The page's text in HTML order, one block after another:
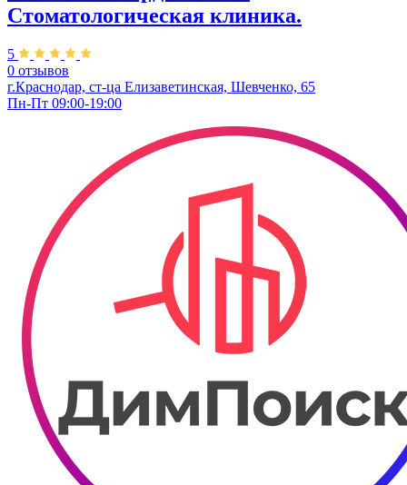
Стоматологическая клиника.
5
0 отзывов
г.Краснодар, ст-ца Елизаветинская, Шевченко, 65
Пн-Пт 09:00-19:00